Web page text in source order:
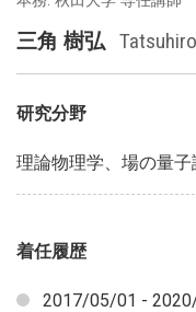
三角 樹弘
研究分野
理論物理学、場の量子
着任履歴
2017/05/01 -